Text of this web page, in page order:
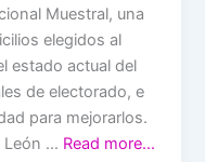
Muestral, una
elegidos al
estado actual del
de electorado, e
para mejorarlos.
León … Read more…